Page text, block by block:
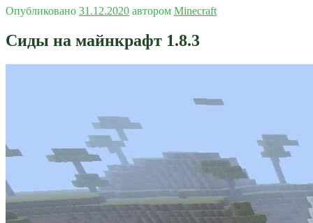
Опубликовано 31.12.2020 автором Minecraft
Сиды на майнкрафт 1.8.3